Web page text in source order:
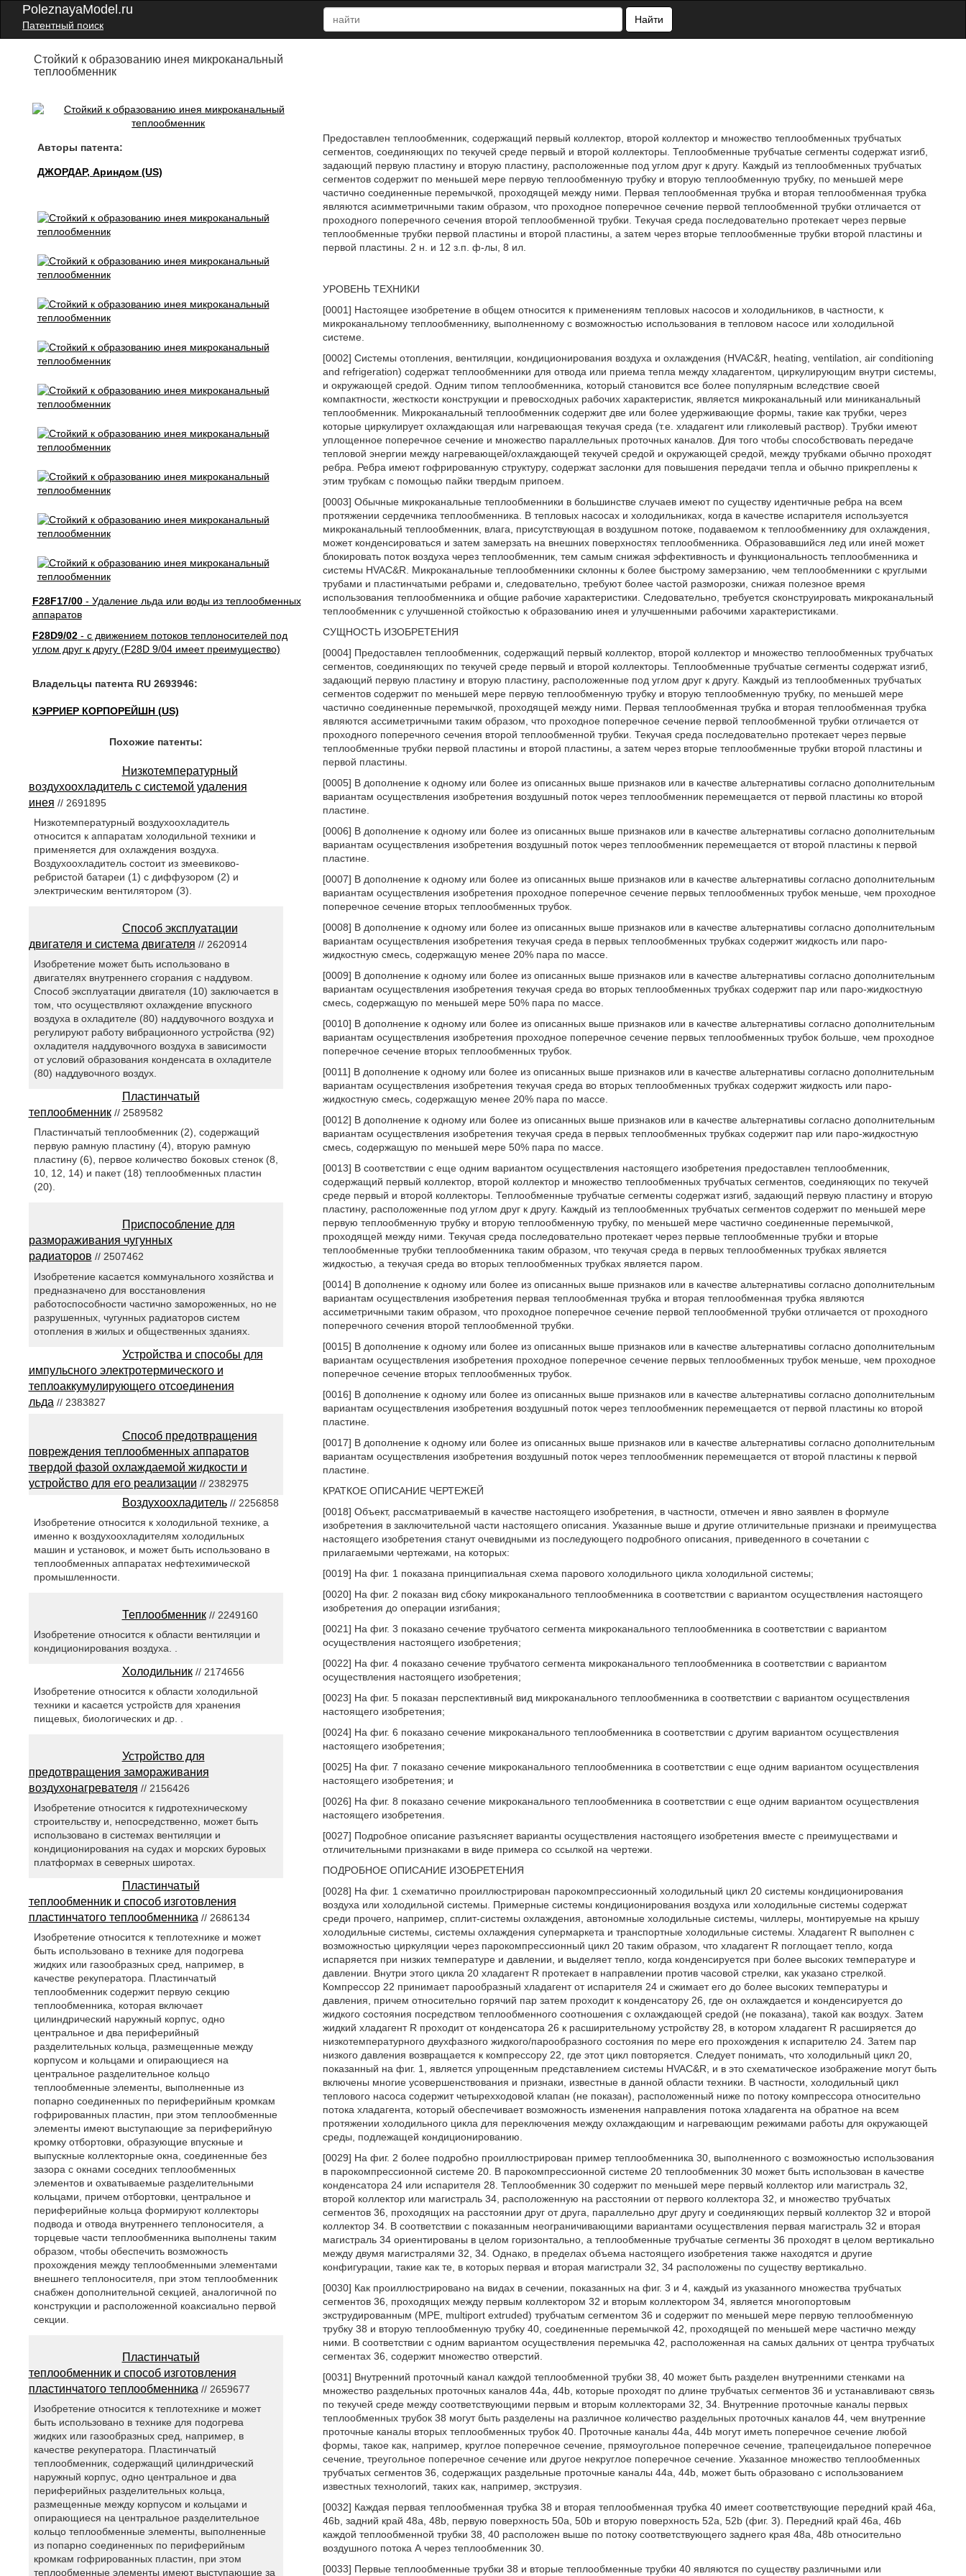
PoleznayaModel.ru
Патентный поиск
Найти
Стойкий к образованию инея микроканальный
теплообменник
Авторы патента:
ДЖОРДАР, Ариндом (US)
F28F17/00- Удаление льда или воды из теплообменных
аппаратов
F28D9/02- с движением потоков теплоносителей под
углом друг к другу (F28D 9/04 имеет преимущество)
Владельцы патента RU 2693946:
КЭРРИЕР КОРПОРЕЙШН (US)
Предоставлен теплообменник, содержащий первый коллектор, второй коллектор и множество теплообменных трубчатых
сегментов, соединяющих по текучей среде первый и второй коллекторы. Теплообменные трубчатые сегменты содержат изгиб,
задающий первую пластину и вторую пластину, расположенные под углом друг к другу. Каждый из теплообменных трубчатых
сегментов содержит по меньшей мере первую теплообменную трубку и вторую теплообменную трубку, по меньшей мере
частично соединенные перемычкой, проходящей между ними. Первая теплообменная трубка и вторая теплообменная трубка
являются асимметричными таким образом, что проходное поперечное сечение первой теплообменной трубки отличается от
проходного поперечного сечения второй теплообменной трубки. Текучая среда последовательно протекает через первые
теплообменные трубки первой пластины и второй пластины, а затем через вторые теплообменные трубки второй пластины и
первой пластины. 2 н. и 12 з.п. ф-лы, 8 ил.
УРОВЕНЬ ТЕХНИКИ
[0001] Настоящее изобретение в общем относится к применениям тепловых насосов и холодильников, в частности, к
микроканальному теплообменнику, выполненному с возможностью использования в тепловом насосе или холодильной
системе.
[0002] Системы отопления, вентиляции, кондиционирования воздуха и охлаждения (HVAC&R, heating, ventilation, air conditioning
and refrigeration) содержат теплообменники для отвода или приема тепла между хладагентом, циркулирующим внутри системы,
и окружающей средой. Одним типом теплообменника, который становится все более популярным вследствие своей
компактности, жесткости конструкции и превосходных рабочих характеристик, является микроканальный или миниканальный
теплообменник. Микроканальный теплообменник содержит две или более удерживающие формы, такие как трубки, через
которые циркулирует охлаждающая или нагревающая текучая среда (т.е. хладагент или гликолевый раствор). Трубки имеют
уплощенное поперечное сечение и множество параллельных проточных каналов. Для того чтобы способствовать передаче
тепловой энергии между нагревающей/охлаждающей текучей средой и окружающей средой, между трубками обычно проходят
ребра. Ребра имеют гофрированную структуру, содержат заслонки для повышения передачи тепла и обычно прикреплены к
этим трубкам с помощью пайки твердым припоем.
[0003] Обычные микроканальные теплообменники в большинстве случаев имеют по существу идентичные ребра на всем
протяжении сердечника теплообменника. В тепловых насосах и холодильниках, когда в качестве испарителя используется
микроканальный теплообменник, влага, присутствующая в воздушном потоке, подаваемом к теплообменнику для охлаждения,
может конденсироваться и затем замерзать на внешних поверхностях теплообменника. Образовавшийся лед или иней может
блокировать поток воздуха через теплообменник, тем самым снижая эффективность и функциональность теплообменника и
системы HVAC&R. Микроканальные теплообменники склонны к более быстрому замерзанию, чем теплообменники с круглыми
трубами и пластинчатыми ребрами и, следовательно, требуют более частой разморозки, снижая полезное время
использования теплообменника и общие рабочие характеристики. Следовательно, требуется сконструировать микроканальный
теплообменник с улучшенной стойкостью к образованию инея и улучшенными рабочими характеристиками.
СУЩНОСТЬ ИЗОБРЕТЕНИЯ
[0004] Предоставлен теплообменник, содержащий первый коллектор, второй коллектор и множество теплообменных трубчатых
сегментов, соединяющих по текучей среде первый и второй коллекторы. Теплообменные трубчатые сегменты содержат изгиб,
задающий первую пластину и вторую пластину, расположенные под углом друг к другу. Каждый из теплообменных трубчатых
сегментов содержит по меньшей мере первую теплообменную трубку и вторую теплообменную трубку, по меньшей мере
частично соединенные перемычкой, проходящей между ними. Первая теплообменная трубка и вторая теплообменная трубка
являются ассиметричными таким образом, что проходное поперечное сечение первой теплообменной трубки отличается от
проходного поперечного сечения второй теплообменной трубки. Текучая среда последовательно протекает через первые
теплообменные трубки первой пластины и второй пластины, а затем через вторые теплообменные трубки второй пластины и
первой пластины.
[0005] В дополнение к одному или более из описанных выше признаков или в качестве альтернативы согласно дополнительным
вариантам осуществления изобретения воздушный поток через теплообменник перемещается от первой пластины ко второй
пластине.
[0006] В дополнение к одному или более из описанных выше признаков или в качестве альтернативы согласно дополнительным
вариантам осуществления изобретения воздушный поток через теплообменник перемещается от второй пластины к первой
пластине.
[0007] В дополнение к одному или более из описанных выше признаков или в качестве альтернативы согласно дополнительным
вариантам осуществления изобретения проходное поперечное сечение первых теплообменных трубок меньше, чем проходное
поперечное сечение вторых теплообменных трубок.
[0008] В дополнение к одному или более из описанных выше признаков или в качестве альтернативы согласно дополнительным
вариантам осуществления изобретения текучая среда в первых теплообменных трубках содержит жидкость или паро-
жидкостную смесь, содержащую менее 20% пара по массе.
[0009] В дополнение к одному или более из описанных выше признаков или в качестве альтернативы согласно дополнительным
вариантам осуществления изобретения текучая среда во вторых теплообменных трубках содержит пар или паро-жидкостную
смесь, содержащую по меньшей мере 50% пара по массе.
[0010] В дополнение к одному или более из описанных выше признаков или в качестве альтернативы согласно дополнительным
вариантам осуществления изобретения проходное поперечное сечение первых теплообменных трубок больше, чем проходное
поперечное сечение вторых теплообменных трубок.
[0011] В дополнение к одному или более из описанных выше признаков или в качестве альтернативы согласно дополнительным
вариантам осуществления изобретения текучая среда во вторых теплообменных трубках содержит жидкость или паро-
жидкостную смесь, содержащую менее 20% пара по массе.
[0012] В дополнение к одному или более из описанных выше признаков или в качестве альтернативы согласно дополнительным
вариантам осуществления изобретения текучая среда в первых теплообменных трубках содержит пар или паро-жидкостную
смесь, содержащую по меньшей мере 50% пара по массе.
[0013] В соответствии с еще одним вариантом осуществления настоящего изобретения предоставлен теплообменник,
содержащий первый коллектор, второй коллектор и множество теплообменных трубчатых сегментов, соединяющих по текучей
среде первый и второй коллекторы. Теплообменные трубчатые сегменты содержат изгиб, задающий первую пластину и вторую
пластину, расположенные под углом друг к другу. Каждый из теплообменных трубчатых сегментов содержит по меньшей мере
первую теплообменную трубку и вторую теплообменную трубку, по меньшей мере частично соединенные перемычкой,
проходящей между ними. Текучая среда последовательно протекает через первые теплообменные трубки и вторые
теплообменные трубки теплообменника таким образом, что текучая среда в первых теплообменных трубках является
жидкостью, а текучая среда во вторых теплообменных трубках является паром.
[0014] В дополнение к одному или более из описанных выше признаков или в качестве альтернативы согласно дополнительным
вариантам осуществления изобретения первая теплообменная трубка и вторая теплообменная трубка являются
ассиметричными таким образом, что проходное поперечное сечение первой теплообменной трубки отличается от проходного
поперечного сечения второй теплообменной трубки.
[0015] В дополнение к одному или более из описанных выше признаков или в качестве альтернативы согласно дополнительным
вариантам осуществления изобретения проходное поперечное сечение первых теплообменных трубок меньше, чем проходное
поперечное сечение вторых теплообменных трубок.
[0016] В дополнение к одному или более из описанных выше признаков или в качестве альтернативы согласно дополнительным
вариантам осуществления изобретения воздушный поток через теплообменник перемещается от первой пластины ко второй
пластине.
[0017] В дополнение к одному или более из описанных выше признаков или в качестве альтернативы согласно дополнительным
вариантам осуществления изобретения воздушный поток через теплообменник перемещается от второй пластины к первой
пластине.
КРАТКОЕ ОПИСАНИЕ ЧЕРТЕЖЕЙ
[0018] Объект, рассматриваемый в качестве настоящего изобретения, в частности, отмечен и явно заявлен в формуле
изобретения в заключительной части настоящего описания. Указанные выше и другие отличительные признаки и преимущества
настоящего изобретения станут очевидными из последующего подробного описания, приведенного в сочетании с
прилагаемыми чертежами, на которых:
[0019] На фиг. 1 показана принципиальная схема парового холодильного цикла холодильной системы;
[0020] На фиг. 2 показан вид сбоку микроканального теплообменника в соответствии с вариантом осуществления настоящего
изобретения до операции изгибания;
[0021] На фиг. 3 показано сечение трубчатого сегмента микроканального теплообменника в соответствии с вариантом
осуществления настоящего изобретения;
[0022] На фиг. 4 показано сечение трубчатого сегмента микроканального теплообменника в соответствии с вариантом
осуществления настоящего изобретения;
[0023] На фиг. 5 показан перспективный вид микроканального теплообменника в соответствии с вариантом осуществления
настоящего изобретения;
[0024] На фиг. 6 показано сечение микроканального теплообменника в соответствии с другим вариантом осуществления
настоящего изобретения;
[0025] На фиг. 7 показано сечение микроканального теплообменника в соответствии с еще одним вариантом осуществления
настоящего изобретения; и
[0026] На фиг. 8 показано сечение микроканального теплообменника в соответствии с еще одним вариантом осуществления
настоящего изобретения.
[0027] Подробное описание разъясняет варианты осуществления настоящего изобретения вместе с преимуществами и
отличительными признаками в виде примера со ссылкой на чертежи.
ПОДРОБНОЕ ОПИСАНИЕ ИЗОБРЕТЕНИЯ
[0028] На фиг. 1 схематично проиллюстрирован парокомпрессионный холодильный цикл 20 системы кондиционирования
воздуха или холодильной системы. Примерные системы кондиционирования воздуха или холодильные системы содержат
среди прочего, например, сплит-системы охлаждения, автономные холодильные системы, чиллеры, монтируемые на крышу
холодильные системы, системы охлаждения супермаркета и транспортные холодильные системы. Хладагент R выполнен с
возможностью циркуляции через парокомпрессионный цикл 20 таким образом, что хладагент R поглощает тепло, когда
испаряется при низких температуре и давлении, и выделяет тепло, когда конденсируется при более высоких температуре и
давлении. Внутри этого цикла 20 хладагент R протекает в направлении против часовой стрелки, как указано стрелкой.
Компрессор 22 принимает парообразный хладагент от испарителя 24 и сжимает его до более высоких температуры и
давления, причем относительно горячий пар затем проходит к конденсатору 26, где он охлаждается и конденсируется до
жидкого состояния посредством теплообменного соотношения с охлаждающей средой (не показана), такой как воздух. Затем
жидкий хладагент R проходит от конденсатора 26 к расширительному устройству 28, в котором хладагент R расширяется до
низкотемпературного двухфазного жидкого/парообразного состояния по мере его прохождения к испарителю 24. Затем пар
низкого давления возвращается к компрессору 22, где этот цикл повторяется. Следует понимать, что холодильный цикл 20,
показанный на фиг. 1, является упрощенным представлением системы HVAC&R, и в это схематическое изображение могут быть
включены многие усовершенствования и признаки, известные в данной области техники. В частности, холодильный цикл
теплового насоса содержит четырехходовой клапан (не показан), расположенный ниже по потоку компрессора относительно
потока хладагента, который обеспечивает возможность изменения направления потока хладагента на обратное на всем
протяжении холодильного цикла для переключения между охлаждающим и нагревающим режимами работы для окружающей
среды, подлежащей кондиционированию.
[0029] На фиг. 2 более подробно проиллюстрирован пример теплообменника 30, выполненного с возможностью использования
в парокомпрессионной системе 20. В парокомпрессионной системе 20 теплообменник 30 может быть использован в качестве
конденсатора 24 или испарителя 28. Теплообменник 30 содержит по меньшей мере первый коллектор или магистраль 32,
второй коллектор или магистраль 34, расположенную на расстоянии от первого коллектора 32, и множество трубчатых
сегментов 36, проходящих на расстоянии друг от друга, параллельно друг другу и соединяющих первый коллектор 32 и второй
коллектор 34. В соответствии с показанным неограничивающими вариантами осуществления первая магистраль 32 и вторая
магистраль 34 ориентированы в целом горизонтально, а теплообменные трубчатые сегменты 36 проходят в целом вертикально
между двумя магистралями 32, 34. Однако, в пределах объема настоящего изобретения также находятся и другие
конфигурации, такие как те, в которых первая и вторая магистрали 32, 34 расположены по существу вертикально.
[0030] Как проиллюстрировано на видах в сечении, показанных на фиг. 3 и 4, каждый из указанного множества трубчатых
сегментов 36, проходящих между первым коллектором 32 и вторым коллектором 34, является многопортовым
экструдированным (МРЕ, multiport extruded) трубчатым сегментом 36 и содержит по меньшей мере первую теплообменную
трубку 38 и вторую теплообменную трубку 40, соединенные перемычкой 42, проходящей по меньшей мере частично между
ними. В соответствии с одним вариантом осуществления перемычка 42, расположенная на самых дальних от центра трубчатых
сегментах 36, содержит множество отверстий.
[0031] Внутренний проточный канал каждой теплообменной трубки 38, 40 может быть разделен внутренними стенками на
множество раздельных проточных каналов 44а, 44b, которые проходят по длине трубчатых сегментов 36 и устанавливают связь
по текучей среде между соответствующими первым и вторым коллекторами 32, 34. Внутренние проточные каналы первых
теплообменных трубок 38 могут быть разделены на различное количество раздельных проточных каналов 44, чем внутренние
проточные каналы вторых теплообменных трубок 40. Проточные каналы 44а, 44b могут иметь поперечное сечение любой
формы, такое как, например, круглое поперечное сечение, прямоугольное поперечное сечение, трапецеидальное поперечное
сечение, треугольное поперечное сечение или другое некруглое поперечное сечение. Указанное множество теплообменных
трубчатых сегментов 36, содержащих раздельные проточные каналы 44а, 44b, может быть образовано с использованием
известных технологий, таких как, например, экструзия.
[0032] Каждая первая теплообменная трубка 38 и вторая теплообменная трубка 40 имеет соответствующие передний край 46а,
46b, задний край 48а, 48b, первую поверхность 50а, 50b и вторую поверхность 52а, 52b (фиг. 3). Передний край 46а, 46b
каждой теплообменной трубки 38, 40 расположен выше по потоку соответствующего заднего края 48а, 48b относительно
воздушного потока А через теплообменник 30.
[0033] Первые теплообменные трубки 38 и вторые теплообменные трубки 40 являются по существу различными или
Похожие патенты:
Низкотемпературный
воздухоохладитель с системой удаления
инея // 2691895
Низкотемпературный воздухоохладитель
относится к аппаратам холодильной техники и
применяется для охлаждения воздуха.
Воздухоохладитель состоит из змеевиково-
ребристой батареи (1) с диффузором (2) и
электрическим вентилятором (3).
Способ эксплуатации
двигателя и система двигателя // 2620914
Изобретение может быть использовано в
двигателях внутреннего сгорания с наддувом.
Способ эксплуатации двигателя (10) заключается в
том, что осуществляют охлаждение впускного
воздуха в охладителе (80) наддувочного воздуха и
регулируют работу вибрационного устройства (92)
охладителя наддувочного воздуха в зависимости
от условий образования конденсата в охладителе
(80) наддувочного воздух.
Пластинчатый
теплообменник// 2589582
Пластинчатый теплообменник (2), содержащий
первую рамную пластину (4), вторую рамную
пластину (6), первое количество боковых стенок (8,
10, 12, 14) и пакет (18) теплообменных пластин
(20).
Приспособление для
размораживания чугунных
радиаторов // 2507462
Изобретение касается коммунального хозяйства и
предназначено для восстановления
работоспособности частично замороженных, но не
разрушенных, чугунных радиаторов систем
отопления в жилых и общественных зданиях.
Устройства и способы для
импульсного электротермического и
теплоаккумулирующего отсоединения
льда // 2383827
Способ предотвращения
повреждения теплообменных аппаратов
твердой фазой охлаждаемой жидкости и
устройство для его реализации // 2382975
Воздухоохладитель// 2256858
Изобретение относится к холодильной технике, а
именно к воздухоохладителям холодильных
машин и установок, и может быть использовано в
теплообменных аппаратах нефтехимической
промышленности.
Теплообменник// 2249160
Изобретение относится к области вентиляции и
кондиционирования воздуха. .
Холодильник// 2174656
Изобретение относится к области холодильной
техники и касается устройств для хранения
пищевых, биологических и др. .
Устройство для
предотвращения замораживания
воздухонагревателя // 2156426
Изобретение относится к гидротехническому
строительству и, непосредственно, может быть
использовано в системах вентиляции и
кондиционирования на судах и морских буровых
платформах в северных широтах.
Пластинчатый
теплообменник и способ изготовления
пластинчатого теплообменника// 2686134
Изобретение относится к теплотехнике и может
быть использовано в технике для подогрева
жидких или газообразных сред, например, в
качестве рекуператора. Пластинчатый
теплообменник содержит первую секцию
теплообменника, которая включает
цилиндрический наружный корпус, одно
центральное и два периферийный
разделительных кольца, размещенные между
корпусом и кольцами и опирающиеся на
центральное разделительное кольцо
теплообменные элементы, выполненные из
попарно соединенных по периферийным кромкам
гофрированных пластин, при этом теплообменные
элементы имеют выступающие за периферийную
кромку отбортовки, образующие впускные и
выпускные коллекторные окна, соединенные без
зазора с окнами соседних теплообменных
элементов и охватываемые разделительными
кольцами, причем отбортовки, центральное и
периферийные кольца формируют коллекторы
подвода и отвода внутреннего теплоносителя, а
торцевые части теплообменника выполнены таким
образом, чтобы обеспечить возможность
прохождения между теплообменными элементами
внешнего теплоносителя, при этом теплообменник
снабжен дополнительной секцией, аналогичной по
конструкции и расположенной коаксиально первой
секции.
Пластинчатый
теплообменник и способ изготовления
пластинчатого теплообменника// 2659677
Изобретение относится к теплотехнике и может
быть использовано в технике для подогрева
жидких или газообразных сред, например, в
качестве рекуператора. Пластинчатый
теплообменник, содержащий цилиндрический
наружный корпус, одно центральное и два
периферийных разделительных кольца,
размещенные между корпусом и кольцами и
опирающиеся на центральное разделительное
кольцо теплообменные элементы, выполненные
из попарно соединенных по периферийным
кромкам гофрированных пластин, при этом
теплообменные элементы имеют выступающие за